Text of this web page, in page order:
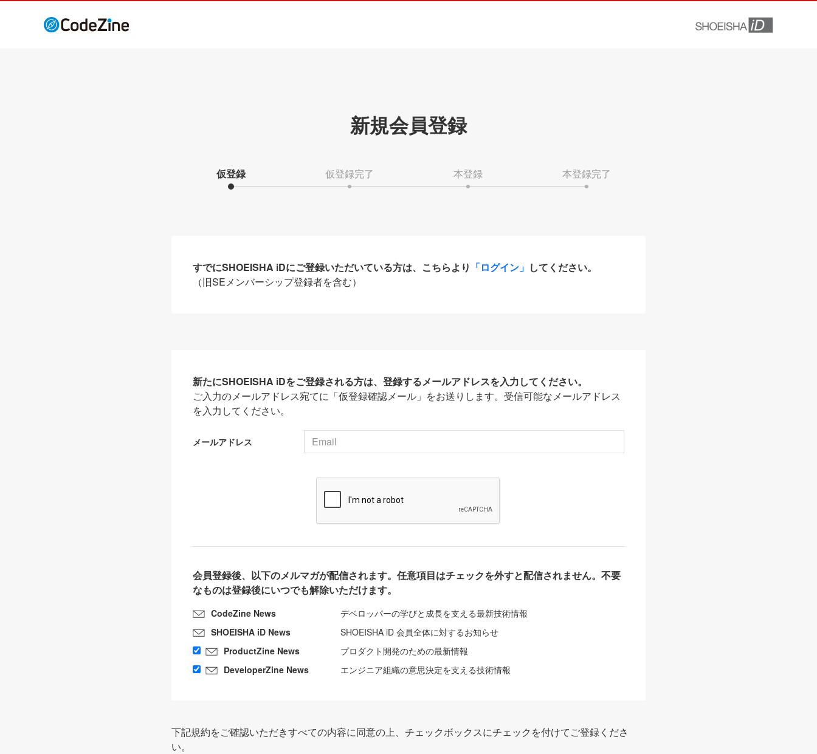
新規会員登録
仮登録 仮登録完了 本登録 本登録完了
すでにSHOEISHA iDにご登録いただいている方は、こちらより 「ログイン」 してください。
（旧SEメンバーシップ登録者を含む）
新たにSHOEISHA iDをご登録される方は、登録するメールアドレスを入力してください。
ご入力のメールアドレス宛てに「仮登録確認メール」をお送りします。受信可能なメールアドレス
を入力してください。
メールアドレス
会員登録後、以下のメルマガが配信されます。任意項目はチェックを外すと配信されません。不要
なものは登録後にいつでも解除いただけます。
CodeZine News
デベロッパーの学びと成長を支える最新技術情報
SHOEISHA iD News
SHOEISHA iD 会員全体に対するお知らせ
ProductZine News
プロダクト開発のための最新情報
DeveloperZine News
エンジニア組織の意思決定を支える技術情報
下記規約をご確認いただきすべての内容に同意の上、チェックボックスにチェックを付けてご登録くださ
い。